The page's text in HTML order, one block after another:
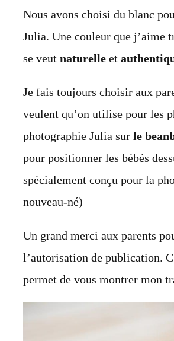
Nous avons choisi du blanc
Julia. Une couleur que j’aime
se veut naturelle et
Je fais toujours choisir aux
veulent qu’on utilise pour les
photographie Julia sur le
pour positionner les bébés
spécialement conçu pour la
nouveau-né)
Un grand merci aux parents
l’autorisation de publication.
permet de vous montrer mon